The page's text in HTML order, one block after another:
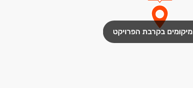
מיקומים בקרבת הפרויקט